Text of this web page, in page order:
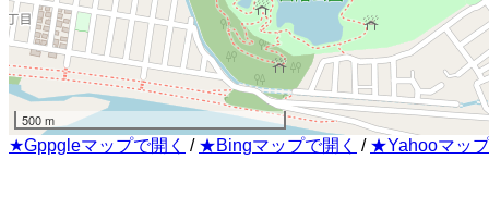
500 m
★Gppgleマップで開く / ★Bingマップで開く / ★Yahooマッ